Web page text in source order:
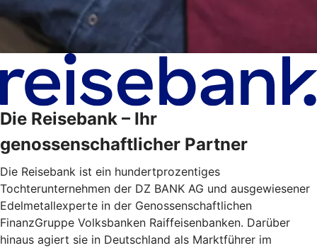
Die Reisebank – Ihr
genossenschaftlicher Partner
Die Reisebank ist ein hundertprozentiges
Tochterunternehmen der DZ BANK AG und ausgewiesener
Edelmetallexperte in der Genossenschaftlichen
FinanzGruppe Volksbanken Raiffeisenbanken. Darüber
hinaus agiert sie in Deutschland als Marktführer im